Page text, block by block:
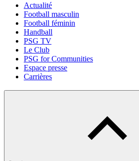
Actualité
Football masculin
Football féminin
Handball
PSG TV
Le Club
PSG for Communities
Espace presse
Carrières